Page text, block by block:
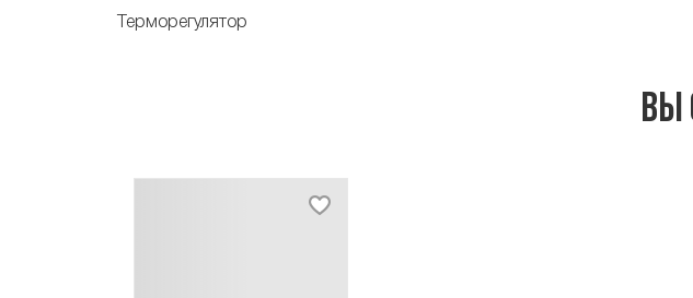
Терморегулятор
Вы